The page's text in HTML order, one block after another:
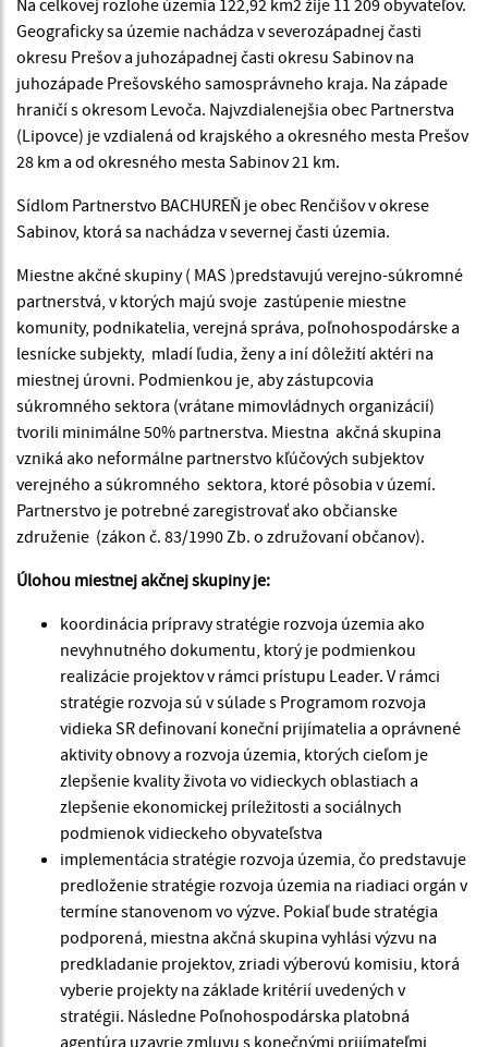
Na celkovej rozlohe územia 122,92 km2 žije 11 209 obyvateľov.
Geograficky sa územie nachádza v severozápadnej časti
okresu Prešov a juhozápadnej časti okresu Sabinov na
juhozápade Prešovského samosprávneho kraja. Na západe
hraničí s okresom Levoča. Najvzdialenejšia obec Partnerstva
(Lipovce) je vzdialená od krajského a okresného mesta Prešov
28 km a od okresného mesta Sabinov 21 km.
Sídlom Partnerstvo BACHUREŇ je obec Renčišov v okrese
Sabinov, ktorá sa nachádza v severnej časti územia.
Miestne akčné skupiny ( MAS )predstavujú verejno-súkromné
partnerstvá, v ktorých majú svoje zastúpenie miestne
komunity, podnikatelia, verejná správa, poľnohospodárske a
lesnícke subjekty, mladí ľudia, ženy a iní dôležití aktéri na
miestnej úrovni. Podmienkou je, aby zástupcovia
súkromného sektora (vrátane mimovládnych organizácií)
tvorili minimálne 50% partnerstva. Miestna akčná skupina
vzniká ako neformálne partnerstvo kľúčových subjektov
verejného a súkromného sektora, ktoré pôsobia v území.
Partnerstvo je potrebné zaregistrovať ako občianske
združenie (zákon č. 83/1990 Zb. o združovaní občanov).
Úlohou miestnej akčnej skupiny je:
koordinácia prípravy stratégie rozvoja územia ako
nevyhnutného dokumentu, ktorý je podmienkou
realizácie projektov v rámci prístupu Leader. V rámci
stratégie rozvoja sú v súlade s Programom rozvoja
vidieka SR definovaní koneční prijímatelia a oprávnené
aktivity obnovy a rozvoja územia, ktorých cieľom je
zlepšenie kvality života vo vidieckych oblastiach a
zlepšenie ekonomickej príležitosti a sociálnych
podmienok vidieckeho obyvateľstva
implementácia stratégie rozvoja územia, čo predstavuje
predloženie stratégie rozvoja územia na riadiaci orgán v
termíne stanovenom vo výzve. Pokiaľ bude stratégia
podporená, miestna akčná skupina vyhlási výzvu na
predkladanie projektov, zriadi výberovú komisiu, ktorá
vyberie projekty na základe kritérií uvedených v
stratégii. Následne Poľnohospodárska platobná
agentúra uzavrie zmluvu s konečnými prijímateľmi